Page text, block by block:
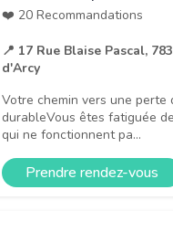
❤️ 20 Recommandations
📍 17 Rue Blaise Pascal,
d'Arcy
Votre chemin vers une perte
durableVous êtes fatiguée
qui ne fonctionnent pa...
Prendre rendez-vous